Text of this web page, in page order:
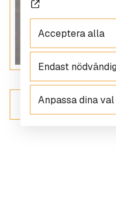
ALLT INOM KERAMIK
Acceptera alla
Endast
Anpassa dina val